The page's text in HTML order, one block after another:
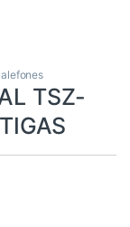
TSZ-